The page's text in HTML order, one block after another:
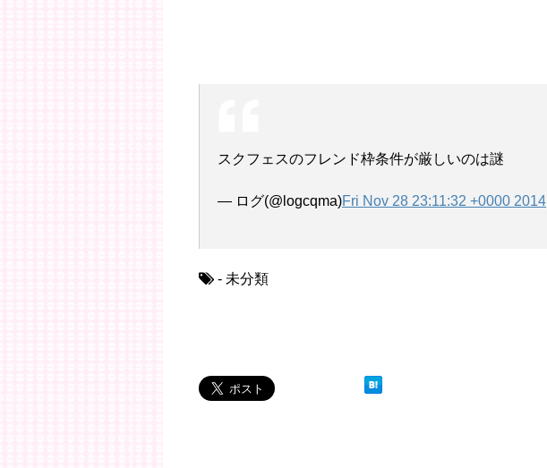
スクフェスのフレンド枠条件が厳しいのは謎
— ログ(@logcqma)Fri Nov 28 23:11:32 +0000 2014
- 未分類